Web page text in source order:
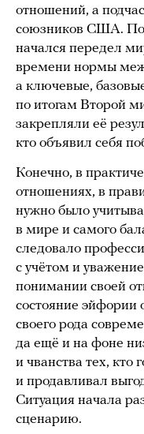
отношений, а
союзников США.
начался передел
времени нормы
а ключевые,
по итогам Второй
закрепляли её
кто объявил себя
Конечно, в
отношениях, в
нужно было
в мире и самого
следовало
с учётом и
понимании своей
состояние эйфории
своего рода
да ещё и на фоне
и чванства тех, кто
и продавливал
Ситуация начала
сценарию.